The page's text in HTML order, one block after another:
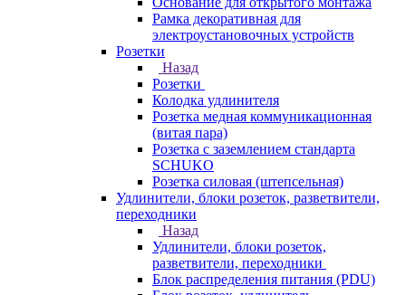
Рамка декоративная для
электроустановочных устройств
Розетки
Назад
Розетки
Колодка удлинителя
Розетка медная коммуникационная
(витая пара)
Розетка с заземлением стандарта
SCHUKO
Розетка силовая (штепсельная)
Удлинители, блоки розеток, разветвители,
переходники
Назад
Удлинители, блоки розеток,
разветвители, переходники
Блок распределения питания (PDU)